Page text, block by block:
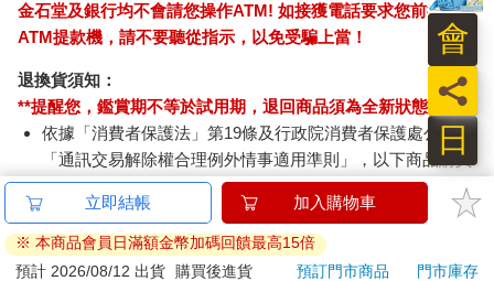
金石堂及銀行均不會請您操作ATM! 如接獲電話要求您前往
ATM提款機，請不要聽從指示，以免受騙上當！
退換貨須知：
**提醒您，鑑賞期不等於試用期，退回商品須為全新狀態**
依據「消費者保護法」第19條及行政院消費者保護處公告之
「通訊交易解除權合理例外情事適用準則」，以下商品購買
後，除商品本身有瑕疵外，將不提供7天的猶豫期：
易於腐敗、保存期限較短或解約時即將逾期。（如：生
鮮食品）
依消費者要求所為之客製化給付。（客製化商品）
立即結帳 加入購物車
※ 本商品會員日滿額金幣加碼回饋最高15倍
預計 2026/08/12 出貨
購買後進貨 預訂門市商品
門市庫存
日
員
會